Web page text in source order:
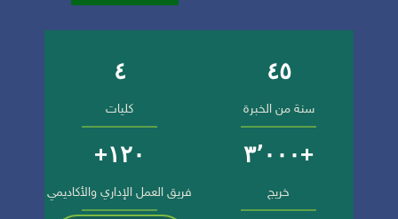
أرقام وإنجازات الجامعة
٤٥
سنة من الخبرة
٤
كليات
+٣٬٠٠٠
خريج
١٢٠+
فريق العمل الإداري والأكاديمي